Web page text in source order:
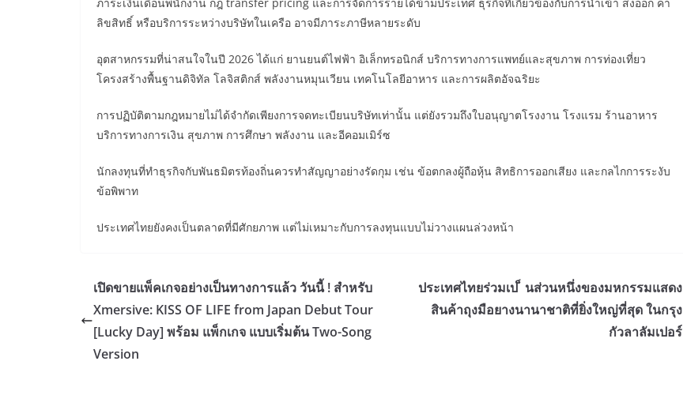
ลิขสิทธิ์ หรือบริการระหว่างบริษัทในเครือ อาจมีภาระภาษีหลายระดับ
อุตสาหกรรมที่น่าสนใจในปี 2026 ได้แก่ ยานยนต์ไฟฟ้า อิเล็กทรอนิกส์ บริการทางการแพทย์และสุขภาพ การท่องเที่ยว
โครงสร้างพื้นฐานดิจิทัล โลจิสติกส์ พลังงานหมุนเวียน เทคโนโลยีอาหาร และการผลิตอัจฉริยะ
การปฏิบัติตามกฎหมายไม่ได้จำกัดเพียงการจดทะเบียนบริษัทเท่านั้น แต่ยังรวมถึงใบอนุญาตโรงงาน โรงแรม ร้านอาหาร
บริการทางการเงิน สุขภาพ การศึกษา พลังงาน และอีคอมเมิร์ซ
นักลงทุนที่ทำธุรกิจกับพันธมิตรท้องถิ่นควรทำสัญญาอย่างรัดกุม เช่น ข้อตกลงผู้ถือหุ้น สิทธิการออกเสียง และกลไกการระงับ
ข้อพิพาท
ประเทศไทยยังคงเป็นตลาดที่มีศักยภาพ แต่ไม่เหมาะกับการลงทุนแบบไม่วางแผนล่วงหน้า
เปิดขายแพ็คเกจอย่างเป็นทางการแล้ว วันนี้ ! สำหรับ
Xmersive: KISS OF LIFE from Japan Debut Tour
[Lucky Day] พร้อม แพ็กเกจ แบบเริ่มต้น Two-Song
Version
ประเทศไทยร่วมเป ็ นส่วนหนึ่งของมหกรรมแสดง
สินค้าถุงมือยางนานาชาติที่ยิ่งใหญ่ที่สุด ในกรุง
กัวลาลัมเปอร์